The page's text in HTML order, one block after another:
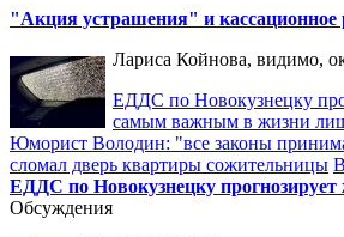
"Акция устрашения" и кассационное
Лариса Койнова, видимо,
ЕДДС по Новокузнецку
самым важным в жизни
Юморист Володин: "все законы
сломал дверь квартиры сожительницы
ЕДДС по Новокузнецку прогнозирует
Обсуждения